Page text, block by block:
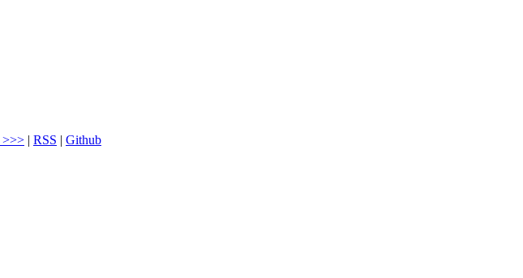
>>> | RSS | Github